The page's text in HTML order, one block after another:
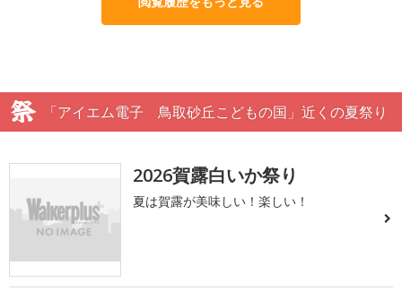
「アイエム電子 鳥取砂丘こどもの国」近くの夏祭り
2026賀露白いか祭り
夏は賀露が美味しい！楽しい！